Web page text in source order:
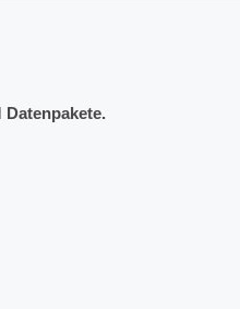
Datenpakete.